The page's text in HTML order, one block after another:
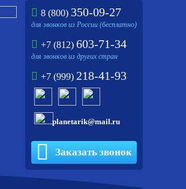
8 (800) 350-09-27
для звонков из России (бесплатно)
+7 (812) 603-71-34
для звонков из других стран
+7 (999) 218-41-93
planetarik@mail.ru
Заказать звонок